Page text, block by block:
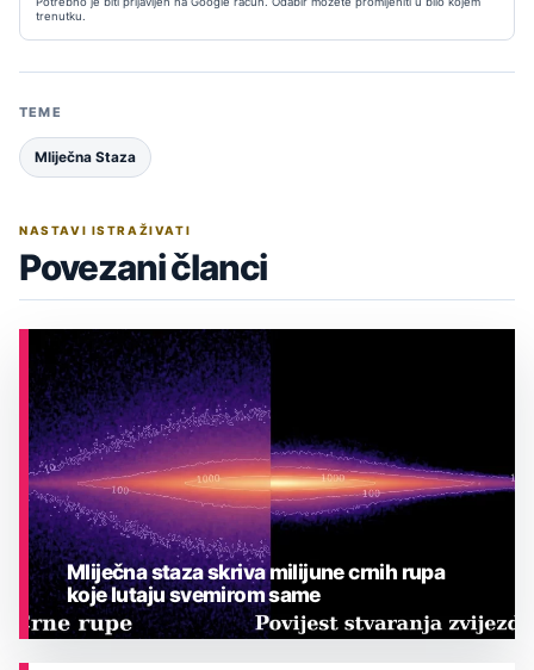
trenutku.
TEME
Mliječna Staza
NASTAVI ISTRAŽIVATI
Povezani članci
Mliječna staza skriva milijune crnih rupa
koje lutaju svemirom same